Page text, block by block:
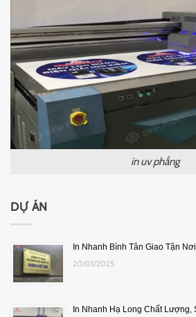
in uv phẳng
DỰ ÁN
In Nhanh Bình Tân Giao Tận Nơi
20/01/2025
In Nhanh Hạ Long Chất Lượng,